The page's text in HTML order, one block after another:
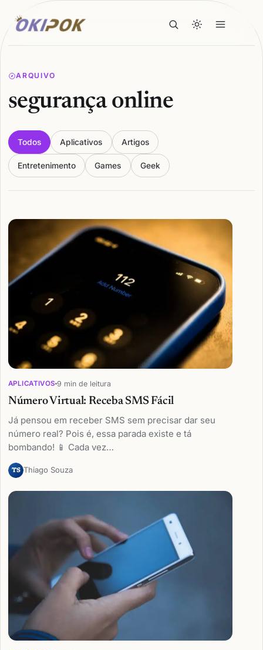
ARQUIVO
segurança online
Todos Aplicativos Artigos
Entretenimento Games Geek
Articles
APLICATIVOS 9 min de leitura
Número Virtual: Receba SMS Fácil
Já pensou em receber SMS sem precisar dar seu
número real? Pois é, essa parada existe e tá
bombando! 📱 Cada vez…
TS Thiago Souza